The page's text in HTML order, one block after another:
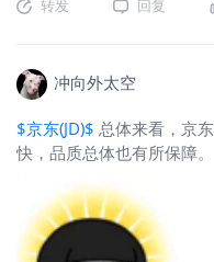
转发 回复
冲向外太空
$京东(JD)$ 总体来看，京
快，品质总体也有所保障。